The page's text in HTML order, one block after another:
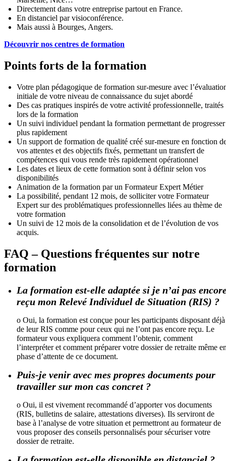
Directement dans votre entreprise partout en France.
En distanciel par visioconférence.
Mais aussi à Bourges, Angers.
Découvrir nos centres de formation
Points forts de la formation
Votre plan pédagogique de formation sur-mesure avec
initiale de votre niveau de connaissance du sujet abordé
Des cas pratiques inspirés de votre activité professionnelle, traités
lors de la formation
Un suivi individuel pendant la formation permettant de progresser
plus rapidement
Un support de formation de qualité créé sur-mesure en fonction
vos attentes et des objectifs fixés, permettant un transfert de
compétences qui vous rende très rapidement opérationnel
Les dates et lieux de cette formation sont à définir selon vos
disponibilités
Animation de la formation par un Formateur Expert Métier
La possibilité, pendant 12 mois, de solliciter votre Formateur
Expert sur des problématiques professionnelles liées au thème de
votre formation
Un suivi de 12 mois de la consolidation et de l’évolution de vos
acquis.
FAQ – Questions fréquentes sur notre
formation
La formation est-elle adaptée si je n’ai pas
reçu mon Relevé Individuel de Situation (RIS) ?
o Oui, la formation est conçue pour les participants disposant déjà
de leur RIS comme pour ceux qui ne l’ont pas encore reçu. Le
formateur vous expliquera comment l’obtenir, comment
l’interpréter et comment préparer votre dossier de retraite même
phase d’attente de ce document.
Puis-je venir avec mes propres documents pour
travailler sur mon cas concret ?
o Oui, il est vivement recommandé d’apporter vos documents
(RIS, bulletins de salaire, attestations diverses). Ils serviront de
base à l’analyse de votre situation et permettront au formateur de
vous proposer des conseils personnalisés pour sécuriser votre
dossier de retraite.